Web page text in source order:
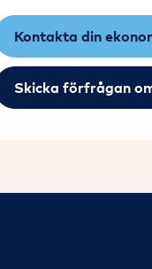
Kontakta din
Skicka förfrågan